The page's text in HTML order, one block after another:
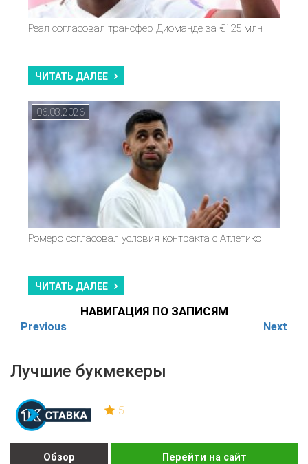
Лучшие букмекеры
5
Обзор Перейти на сайт
Реал согласовал трансфер Диоманде за €125 млн
ЧИТАТЬ ДАЛЕЕ
06.08.2026
Ромеро согласовал условия контракта с Атлетико
ЧИТАТЬ ДАЛЕЕ
НАВИГАЦИЯ ПО ЗАПИСЯМ
Previous Next